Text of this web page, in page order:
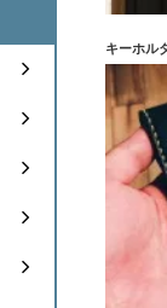
キーホル